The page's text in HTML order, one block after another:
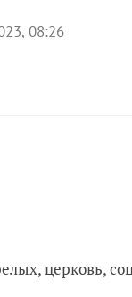
08:26
церковь,